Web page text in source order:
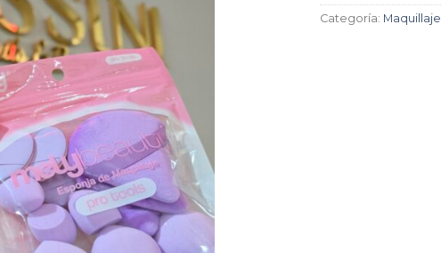
Categoría: Maquillaje